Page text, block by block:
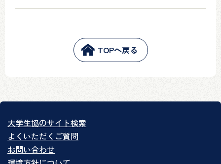
TOPへ戻る
大学生協のサイト検索
よくいただくご質問
お問い合わせ